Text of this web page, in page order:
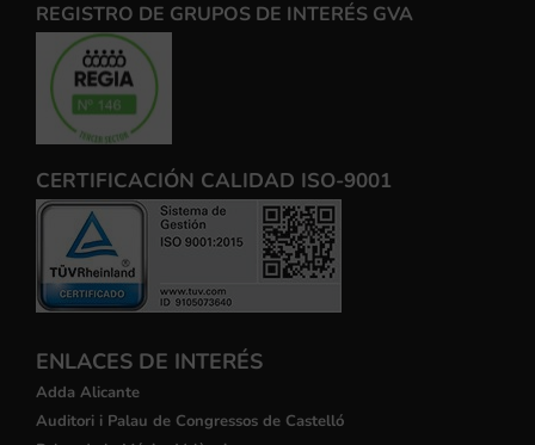
REGISTRO DE GRUPOS DE INTERÉS GVA
CERTIFICACIÓN CALIDAD ISO-9001
ENLACES DE INTERÉS
Adda Alicante
Auditori i Palau de Congressos de Castelló